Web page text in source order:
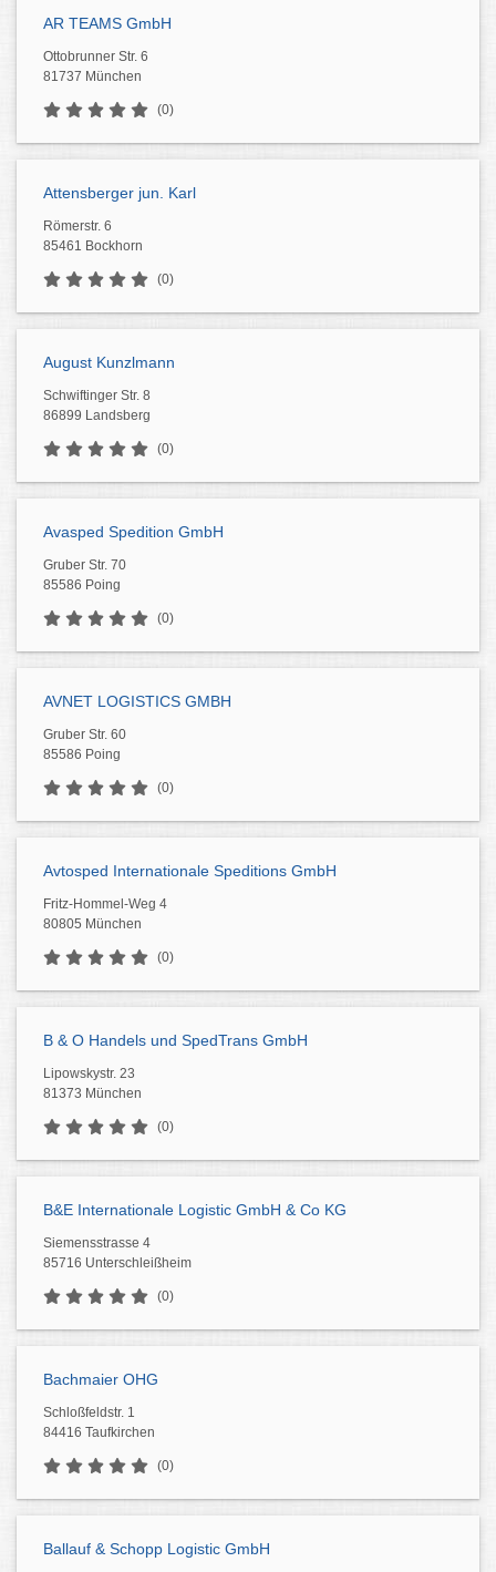
AR TEAMS GmbH
Ottobrunner Str. 6
81737 München
(0)
Attensberger jun. Karl
Römerstr. 6
85461 Bockhorn
(0)
August Kunzlmann
Schwiftinger Str. 8
86899 Landsberg
(0)
Avasped Spedition GmbH
Gruber Str. 70
85586 Poing
(0)
AVNET LOGISTICS GMBH
Gruber Str. 60
85586 Poing
(0)
Avtosped Internationale Speditions GmbH
Fritz-Hommel-Weg 4
80805 München
(0)
B & O Handels und SpedTrans GmbH
Lipowskystr. 23
81373 München
(0)
B&E Internationale Logistic GmbH & Co KG
Siemensstrasse 4
85716 Unterschleißheim
(0)
Bachmaier OHG
Schloßfeldstr. 1
84416 Taufkirchen
(0)
Ballauf & Schopp Logistic GmbH